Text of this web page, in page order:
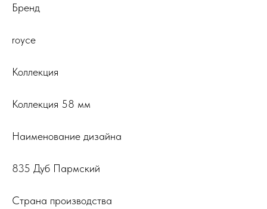
Бренд
royce
Коллекция
Коллекция 58 мм
Наименование дизайна
835 Дуб Пармский
Страна производства